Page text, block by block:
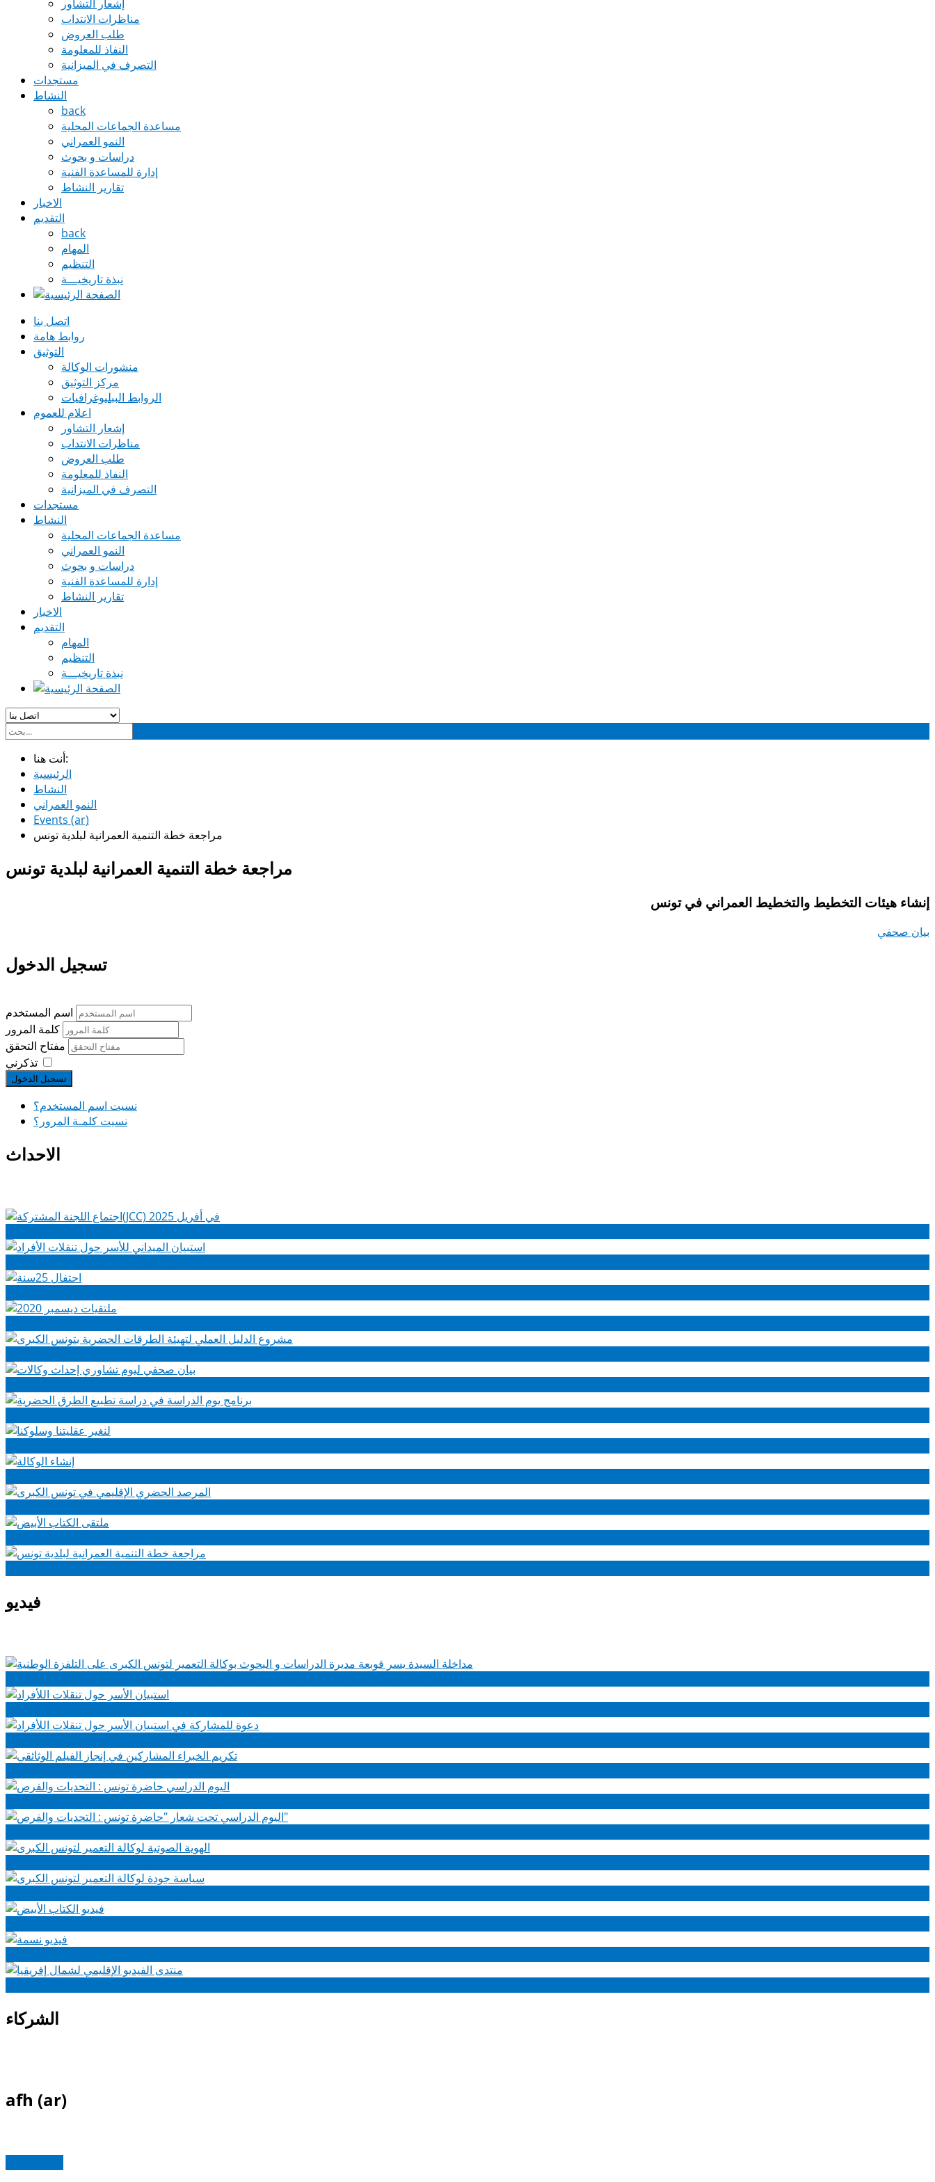
إشعار التشاور
مناظرات الانتداب
طلب العروض
النفاذ للمعلومة
التصرف في الميزانية
مستجدات
النشاط
back
مساعدة الجماعات المحلية
النمو العمراني
دراسات و بحوث
إدارة للمساعدة الفنية
تقارير النشاط
الاخبار
التقديم
back
المهام
التنظيم
نبذة تاريخيـــة
اتصل بنا
روابط هامة
التوثيق
منشورات الوكالة
مركز التوثيق
الروابط الببليوغرافيات
اعلام للعموم
إشعار التشاور
مناظرات الانتداب
طلب العروض
النفاذ للمعلومة
التصرف في الميزانية
مستجدات
النشاط
مساعدة الجماعات المحلية
النمو العمراني
دراسات و بحوث
إدارة للمساعدة الفنية
تقارير النشاط
الاخبار
التقديم
المهام
التنظيم
نبذة تاريخيـــة
أنت هنا:
الرئيسية
النشاط
النمو العمراني
Events (ar)
مراجعة خطة التنمية العمرانية لبلدية تونس
مراجعة خطة التنمية العمرانية لبلدية تونس
إنشاء هيئات التخطيط والتخطيط العمراني في تونس
بيان صحفي
تسجيل الدخول
اسم المستخدم
تذكرني
تسجيل الدخول
نسيت اسم المستخدم؟
نسيت كلمـة المرور؟
الاحداث
فيديو
الشركاء
afh (ar)